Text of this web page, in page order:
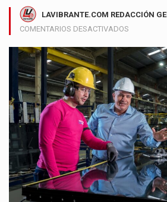
LAVIBRANTE.COM REDACCIÓN
COMENTARIOS DESACTIVADOS
EN
INGRESOS
Y
AMPLÍA
SU
DE
RECOMPRA
DE
ACCIONES